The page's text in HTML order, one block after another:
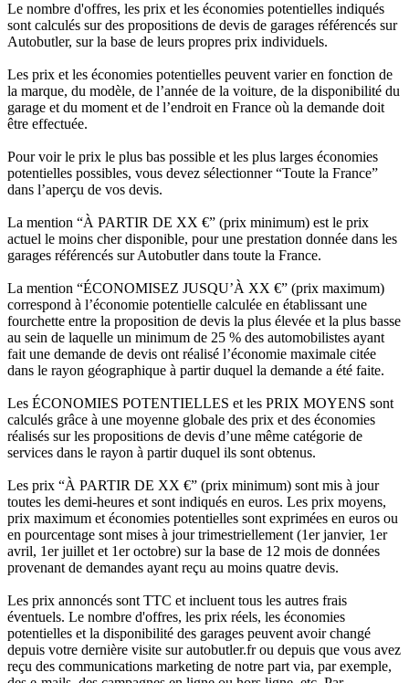
Le nombre d'offres, les prix et les économies potentielles indiqués
sont calculés sur des propositions de devis de garages référencés sur
Autobutler, sur la base de leurs propres prix individuels.
Les prix et les économies potentielles peuvent varier en fonction de
la marque, du modèle, de l’année de la voiture, de la disponibilité du
garage et du moment et de l’endroit en France où la demande doit
être effectuée.
Pour voir le prix le plus bas possible et les plus larges économies
potentielles possibles, vous devez sélectionner “Toute la France”
dans l’aperçu de vos devis.
La mention “À PARTIR DE XX €” (prix minimum) est le prix
actuel le moins cher disponible, pour une prestation donnée dans les
garages référencés sur Autobutler dans toute la France.
La mention “ÉCONOMISEZ JUSQU’À XX €” (prix maximum)
correspond à l’économie potentielle calculée en établissant une
fourchette entre la proposition de devis la plus élevée et la plus basse
au sein de laquelle un minimum de 25 % des automobilistes ayant
fait une demande de devis ont réalisé l’économie maximale citée
dans le rayon géographique à partir duquel la demande a été faite.
Les ÉCONOMIES POTENTIELLES et les PRIX MOYENS sont
calculés grâce à une moyenne globale des prix et des économies
réalisés sur les propositions de devis d’une même catégorie de
services dans le rayon à partir duquel ils sont obtenus.
Les prix “À PARTIR DE XX €” (prix minimum) sont mis à jour
toutes les demi-heures et sont indiqués en euros. Les prix moyens,
prix maximum et économies potentielles sont exprimées en euros ou
en pourcentage sont mises à jour trimestriellement (1er janvier, 1er
avril, 1er juillet et 1er octobre) sur la base de 12 mois de données
provenant de demandes ayant reçu au moins quatre devis.
Les prix annoncés sont TTC et incluent tous les autres frais
éventuels. Le nombre d'offres, les prix réels, les économies
potentielles et la disponibilité des garages peuvent avoir changé
depuis votre dernière visite sur autobutler.fr ou depuis que vous avez
reçu des communications marketing de notre part via, par exemple,